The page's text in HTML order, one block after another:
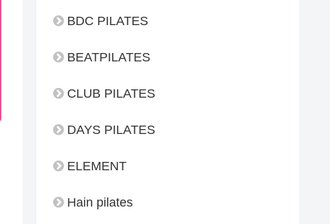
BDC PILATES
BEATPILATES
CLUB PILATES
DAYS PILATES
ELEMENT
Hain pilates